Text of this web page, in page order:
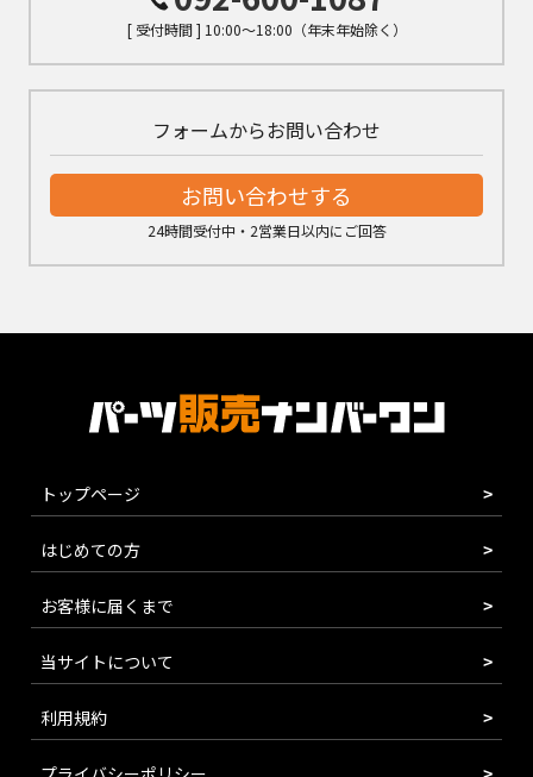
[ 受付時間 ] 10:00～18:00（年末年始除く）
フォームからお問い合わせ
お問い合わせする
24時間受付中・2営業日以内にご回答
トップページ
はじめての方
お客様に届くまで
当サイトについて
利用規約